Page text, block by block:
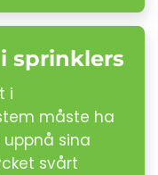
sprinklers
i
måste ha
sina
svårt